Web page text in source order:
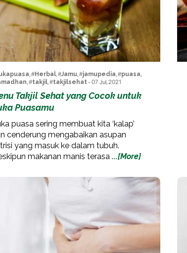
, #Herbal, #Jamu, #jamupedia, #puasa,
, #takjil, #takjilsehat- 07 Jul, 2021
Takjil Sehat yang Cocok untuk
Puasamu
puasa sering membuat kita ‘kalap’
cenderung mengabaikan asupan
yang masuk ke dalam tubuh.
makanan manis terasa ...[More]